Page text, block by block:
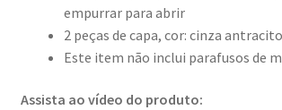
empurrar para abrir
2 peças de capa, cor: cinza antracito
Este item não inclui parafusos de
Assista ao vídeo do produto: